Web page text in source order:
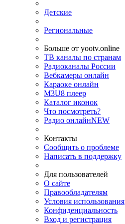
Детские
Региональные
Больше от yootv.online
ТВ каналы по странам
Радиоканалы России
Вебкамеры онлайн
Караоке онлайн
M3U8 плеер
Каталог иконок
Что посмотреть?
Радио онлайнNEW
Контакты
Сообщить о проблеме
Написать в поддержку
Для пользователей
О сайте
Правообладателям
Условия использования
Конфиденциальность
Вход и регистрация